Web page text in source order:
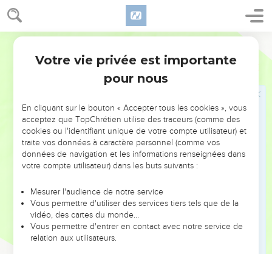
Genèse 43
encore en vie ? »
Ils répondirent : « Ton serviteur, notre père, est en bonne
santé ; il est encore en vie. » Puis ils s'inclinèrent et se
prosternèrent.
Joseph leva les yeux et jeta un regard sur son frère
Benjamin, le fils de sa mère. Il demanda : « Est-ce votre jeune
frère, celui dont vous m'aviez parlé ? » Et il ajouta : « Que
Dieu te fasse grâce, mon fils ! »
Il était profondément ému à la vue de son frère et avait
besoin de pleurer. Il entra précipitamment dans une chambre
et y pleura.
émotion, il ordonna qu’on serve à manger.
On servit séparément Joseph et ses frères. Les Egyptiens
qui mangeaient avec lui furent aussi servis séparément, car
les Egyptiens ne pouvaient pas manger avec les Hébreux :
Votre vie privée est importante
pour nous
En cliquant sur le bouton « Accepter tous les cookies », vous
acceptez que TopChrétien utilise des traceurs (comme des
cookies ou l'identifiant unique de votre compte utilisateur) et
traite vos données à caractère personnel (comme vos
données de navigation et les informations renseignées dans
votre compte utilisateur) dans les buts suivants :
Mesurer l'audience de notre service
Vous permettre d'utiliser des services tiers tels que de la
vidéo, des cartes du monde…
Vous permettre d'entrer en contact avec notre service de
relation aux utilisateurs.